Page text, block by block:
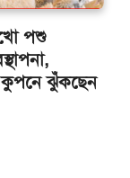
পশু
কুপনে ঝুঁকছেন